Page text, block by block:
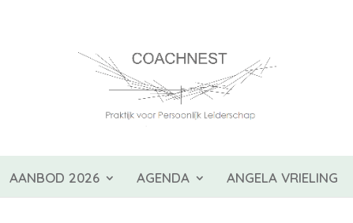
AANBOD 2026 AGENDA ANGELA VRIELING